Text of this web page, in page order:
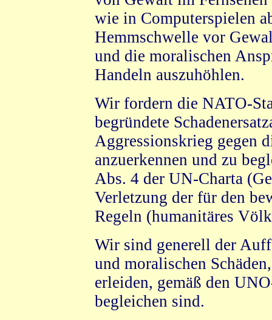
wie in Computerspielen
Hemmschwelle vor
und die moralischen
Handeln auszuhöhlen.
Wir fordern die NATO-
begründete
Aggressionskrieg gegen
anzuerkennen und zu
Abs. 4 der UN-Charta
Verletzung der für den
Regeln (humanitäres
Wir sind generell der
und moralischen
erleiden, gemäß den
begleichen sind.